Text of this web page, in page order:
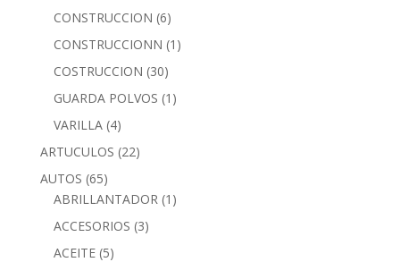
CONSTRUCCION (6)
CONSTRUCCIONN (1)
COSTRUCCION (30)
GUARDA POLVOS (1)
VARILLA (4)
ARTUCULOS (22)
AUTOS (65)
ABRILLANTADOR (1)
ACCESORIOS (3)
ACEITE (5)